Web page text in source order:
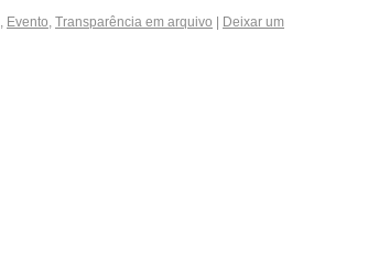
, Evento, Transparência em arquivo
Deixar um